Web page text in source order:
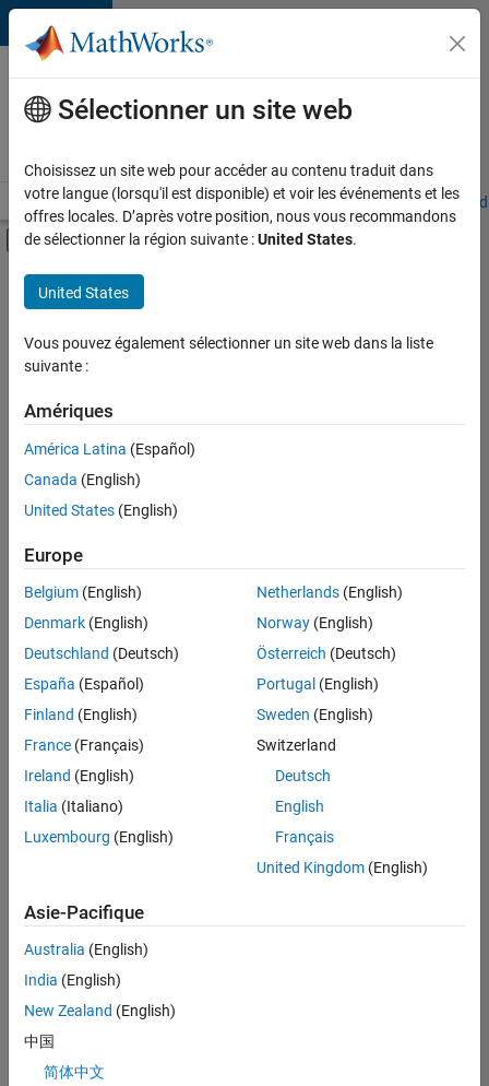
Passer au contenu
Votre
carrière
chez
Accueil Explorer nos opportunités Adresses de nos bureaux
Activer/désactiver l'affichage du menu
Contenu principal
FILTRER PAR
Programme destiné aux nouvelles carrières (EDG)
Technologies de l’information
Infrastructure et architecture
Actuellement,
aucune
offre
d'emploi
correspondant
à vos
critères
de
recherche.
Vous
pouvez
élargir
votre
recherche
ou
afficher
l’ensemble
d'emploi.
malgré
tout
vous
trouvez
pas
Sélectionner un site web
Choisissez un site web pour accéder au contenu traduit dans
votre langue (lorsqu'il est disponible) et voir les événements et les
offres locales. D’après votre position, nous vous recommandons
de sélectionner la région suivante :United States.
United States
Vous pouvez également sélectionner un site web dans la liste
suivante :
Amériques
América Latina (Español)
Canada (English)
United States (English)
Europe
Belgium (English)
Denmark (English)
Deutschland (Deutsch)
España (Español)
Finland (English)
France (Français)
Ireland (English)
Italia (Italiano)
Luxembourg (English)
Netherlands(English)
Norway(English)
Österreich (Deutsch)
Portugal (English)
Sweden (English)
Switzerland
Deutsch
English
Français
United Kingdom(English)
Asie-Pacifique
Australia (English)
India (English)
New Zealand (English)
中国
简体中文